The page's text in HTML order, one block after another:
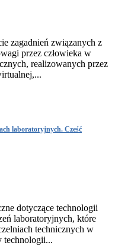
zagadnień związanych z
przez człowieka w
realizowanych przez
laboratoryjnych. Cześć
dotyczące technologii
laboratoryjnych, które
technicznych w
technologii...